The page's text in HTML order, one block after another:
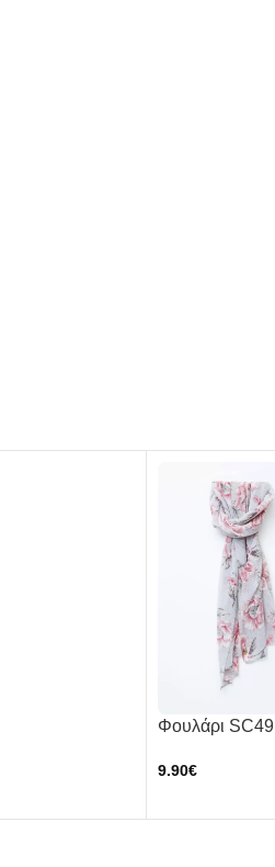
Φουλάρι SC49
9.90€